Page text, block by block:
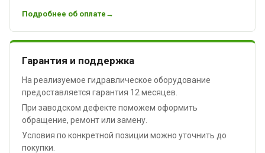
Подробнее об оплате
Гарантия и поддержка
На реализуемое гидравлическое оборудование
предоставляется гарантия 12 месяцев.
При заводском дефекте поможем оформить
обращение, ремонт или замену.
Условия по конкретной позиции можно уточнить до
покупки.